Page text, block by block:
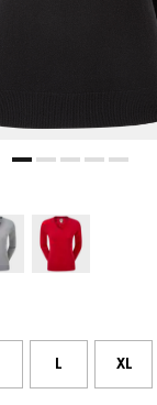
L XL